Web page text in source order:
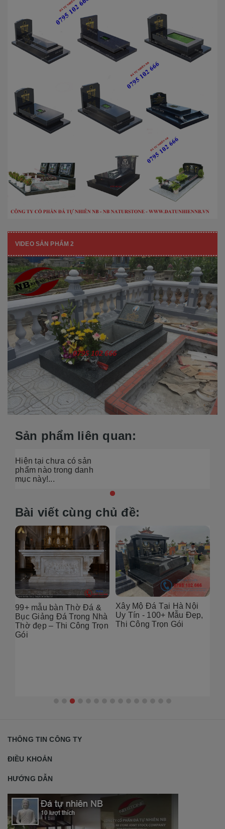
VIDEO SẢN PHẨM 2
Sản phẩm liên quan:
Hiện tại chưa có sản
phẩm nào trong danh
mục này!...
Bài viết cùng chủ đề:
99+ mẫu bàn Thờ Đá &
Bục Giảng Đá Trong Nhà
Thờ đẹp – Thi Công Trọn
Gói
Xây Mộ Đá Tại Hà Nội
Uy Tín - 100+ Mẫu Đẹp,
Thi Công Trọn Gói
THÔNG TIN CÔNG TY
ĐIỀU KHOẢN
HƯỚNG DẪN